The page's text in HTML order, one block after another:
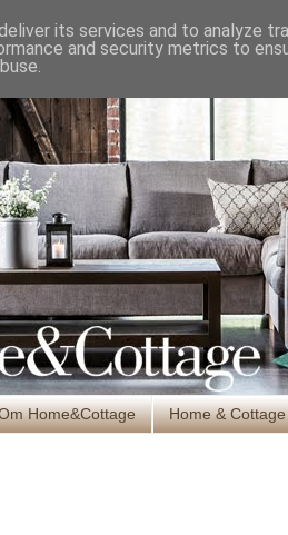
Home&Cottage Home &
its services and to analyze
and security metrics to